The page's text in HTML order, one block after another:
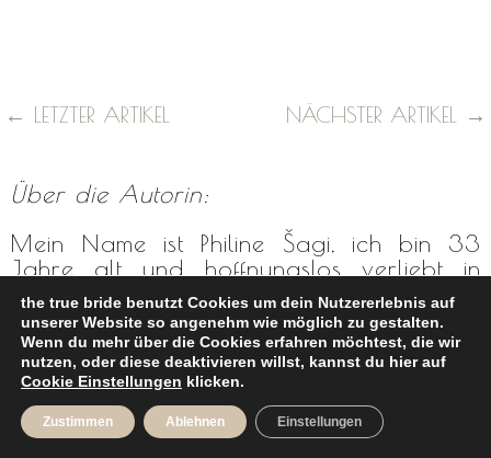
← LETZTER ARTIKEL NÄCHSTER ARTIKEL →
Über die Autorin:
Mein Name ist Philine Šagi, ich bin 33
Jahre alt und hoffnungslos verliebt in
Hochzeiten. Ich bin mit meinem Mann seit
5 Jahren sehr glücklich verheiratet, seit
18 Jahren liiert und gemeinsam mit
unserem Scotti, leben wir im schönen
Düsseldorf. Diesen Hochzeitsblog
bridehabe ich vor fast 8 Jahren
gegründet und ich liebe jede einzelne
the true bride benutzt Cookies um dein Nutzererlebnis auf
unserer Website so angenehm wie möglich zu gestalten.
Wenn du mehr über die Cookies erfahren möchtest, die wir
nutzen, oder diese deaktivieren willst, kannst du hier auf
Cookie Einstellungen klicken.
Zustimmen Ablehnen Einstellungen